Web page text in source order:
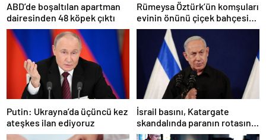
ABD’de boşaltılan apartman
dairesinden 48 köpek çıktı
Rümeysa Öztürk’ün komşuları
evinin önünü çiçek bahçesine
çevirdi
Putin: Ukrayna’da üçüncü kez
ateşkes ilan ediyoruz
İsrail basını, Katargate
skandalında paranın rotasını
paylaştı